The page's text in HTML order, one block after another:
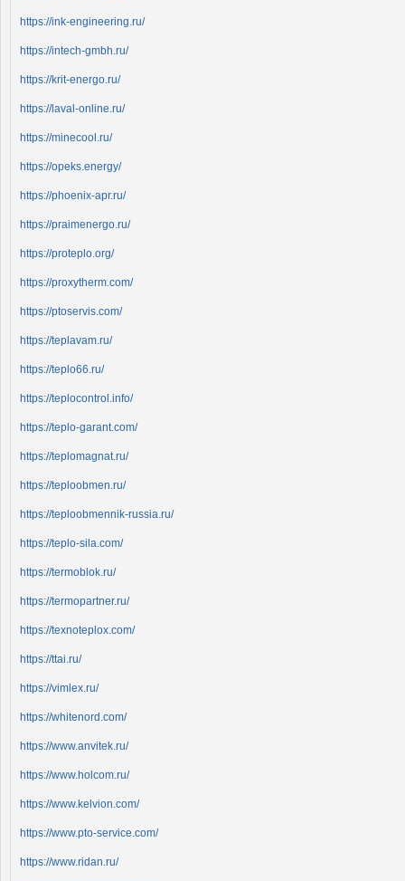
https://ink-engineering.ru/
https://intech-gmbh.ru/
https://krit-energo.ru/
https://laval-online.ru/
https://minecool.ru/
https://opeks.energy/
https://phoenix-apr.ru/
https://praimenergo.ru/
https://proteplo.org/
https://proxytherm.com/
https://ptoservis.com/
https://teplavam.ru/
https://teplo66.ru/
https://teplocontrol.info/
https://teplo-garant.com/
https://teplomagnat.ru/
https://teploobmen.ru/
https://teploobmennik-russia.ru/
https://teplo-sila.com/
https://termoblok.ru/
https://termopartner.ru/
https://texnoteplox.com/
https://ttai.ru/
https://vimlex.ru/
https://whitenord.com/
https://www.anvitek.ru/
https://www.holcom.ru/
https://www.kelvion.com/
https://www.pto-service.com/
https://www.ridan.ru/